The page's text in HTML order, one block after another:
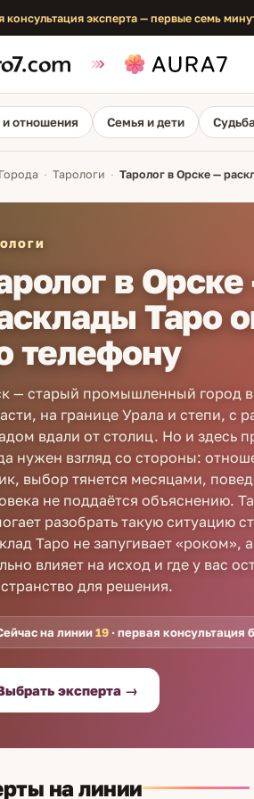
консультация эксперта — первые семь
отношения Семья и дети
Города · Тарологи · Таролог в Орске —
в Орске
Таро
телефону
— старый промышленный город
на границе Урала и степи, с
вдали от столиц. Но и здесь
нужен взгляд со стороны:
выбор тянется месяцами,
не поддаётся объяснению.
разобрать такую ситуацию
Таро не запугивает «роком»,
влияет на исход и где у вас
для решения.
на линии19 · первая консультация
эксперта →
на линии